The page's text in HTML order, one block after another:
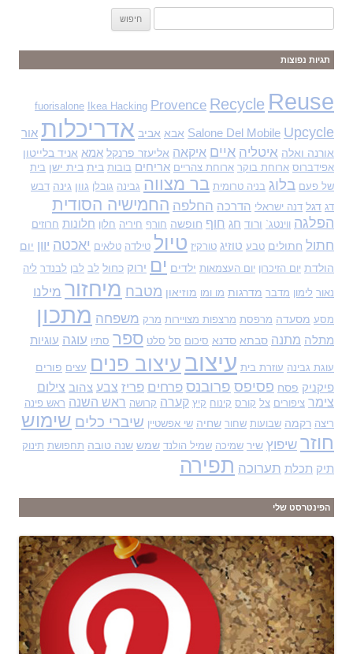
פ
ו
:
תגיות נפוצות
fuorisalone Ikea Hacking Provence Recycle Reuse
Salone Del Mobile Upcycle אבא אביב אדריכלות אור
אורנה ואלה איטליה איים איקאה אליעזר פרנקל אמא אניד בלייטון
אפידברוס ארוחת בוקר ארוחת צהריים אריחים בובות בית בית ישן בית
של פעם בלוג בניה טרומית בר מצווה גבינה גובלן גוון גינה דבש
דג דגל דנה ישראלי הדרכה החלפה החמישיה הסודית
הפלגה ווינטג` ורוד חג חוף חופשה חורף חיריה חלון חלונות חרוזים
חתול חתולים טבע טוזיג טורקיז טיול טילדה טלאים יאכטה יוון יום
הולדת יום הזיכרון יום העצמאות ילדים ים ירוק כחול לב לבן לבנדר ליה
נאור לימון מדבר מדרגות מו ומו מוזיאון מטבח מיחזור מילנו
מסע מסעדה מרפסת מרצפות מצויירות מרק משפחה מתכון
מתלה מתנה סבתא סדנא סיכום סל סלט ספר סתיו עוגה עוגיות
עוגת גבינה עוזרת בית עיצוב עיצוב פנים עצים פורים
פיקניק פסח פסיפס פרובנס פרחים פריז צבע צהוב צילום
צימר ציפורים צל קורס קינוח קיץ קערה קרושה ראש השנה ראש פינה
ריצה רקמה שבועות שחור שחיה שי אפשטיין שיברי כלים שימוש
חוזר שיפוץ שיר שמיכה שמיל הולנד שמש שנה טובה תחפושת תינוק
תיק תכלת תערוכה תפירה
הפינטרסט שלי